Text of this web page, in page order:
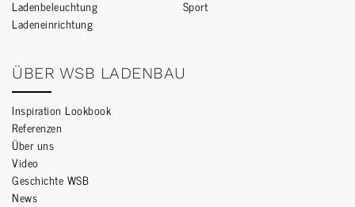
Ladenbeleuchtung
Ladeneinrichtung
Sport
ÜBER WSB LADENBAU
Inspiration Lookbook
Referenzen
Über uns
Video
Geschichte WSB
News